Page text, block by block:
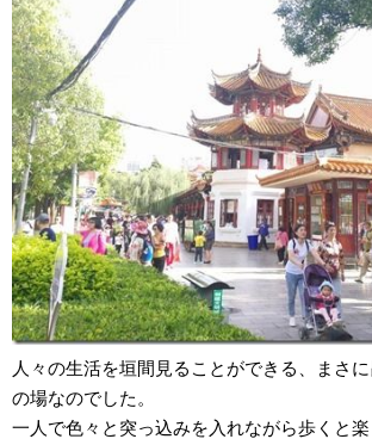
人々の生活を垣間見ることができる、まさ
の場なのでした。
一人で色々と突っ込みを入れながら歩くと楽